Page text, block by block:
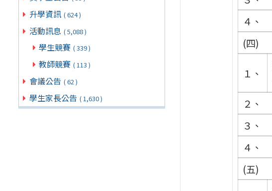
升學資訊 ( 624 )
活動訊息 ( 5,088 )
學生競賽 ( 339 )
教師競賽 ( 113 )
會議公告 ( 62 )
學生家長公告 ( 1,630 )
４、
(四)
１、
２、
３、
４、
(五)